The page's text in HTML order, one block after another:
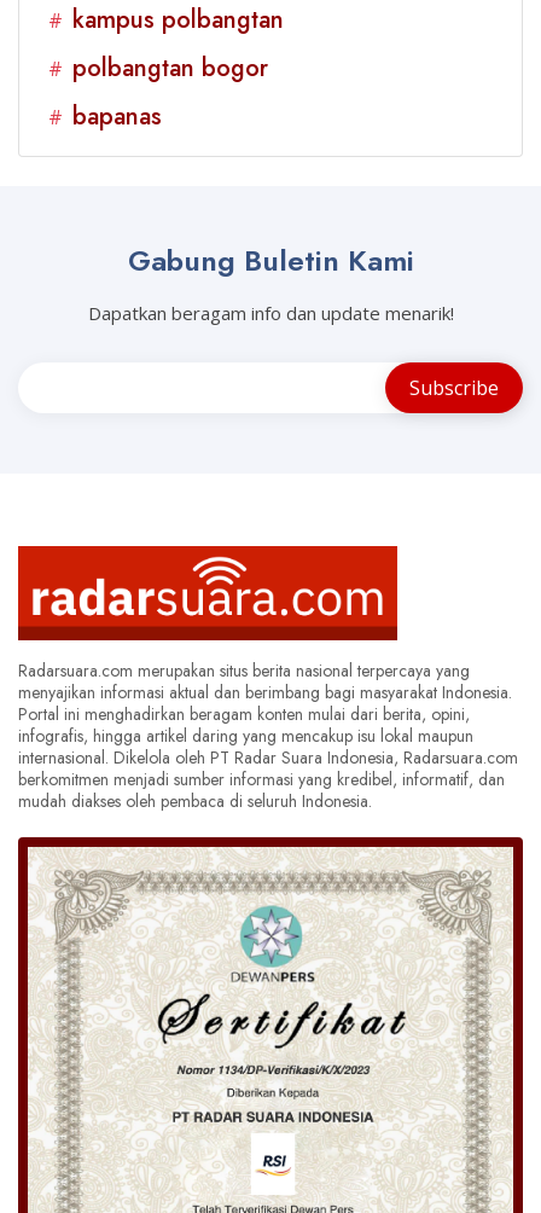
# kampus polbangtan
# polbangtan bogor
# bapanas
Gabung Buletin Kami
Dapatkan beragam info dan update menarik!
Radarsuara.com merupakan situs berita nasional terpercaya yang
menyajikan informasi aktual dan berimbang bagi masyarakat Indonesia.
Portal ini menghadirkan beragam konten mulai dari berita, opini,
infografis, hingga artikel daring yang mencakup isu lokal maupun
internasional. Dikelola oleh PT Radar Suara Indonesia, Radarsuara.com
berkomitmen menjadi sumber informasi yang kredibel, informatif, dan
mudah diakses oleh pembaca di seluruh Indonesia.